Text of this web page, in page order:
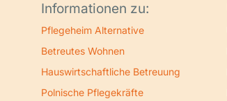
Informationen zu:
Pflegeheim Alternative
Betreutes Wohnen
Hauswirtschaftliche Betreuung
Polnische Pflegekräfte